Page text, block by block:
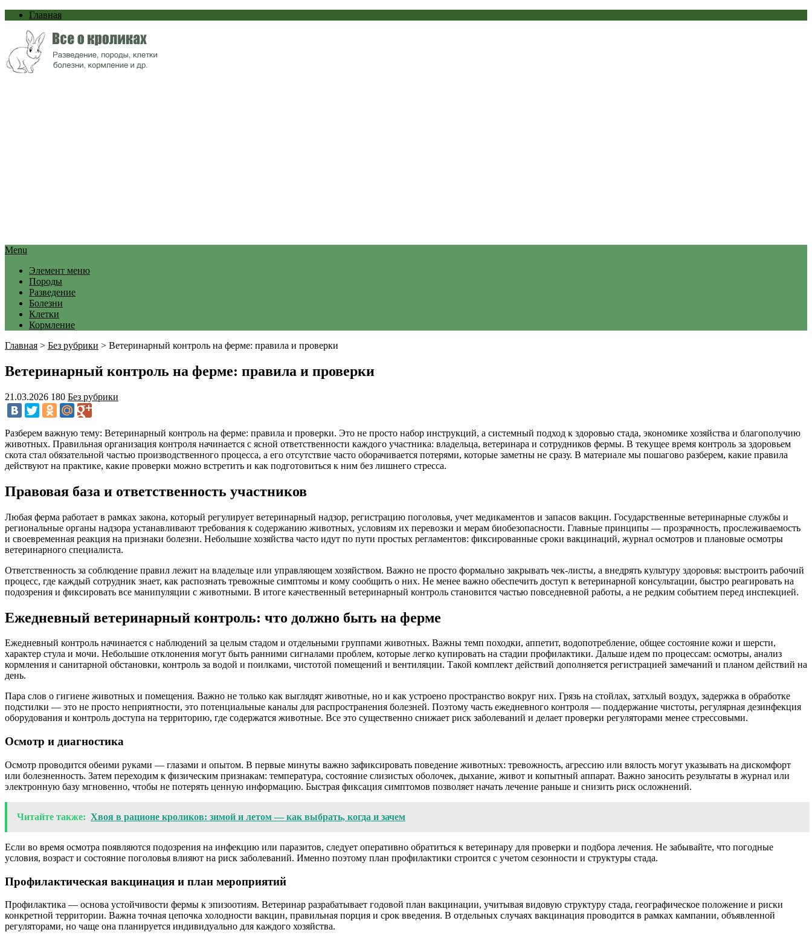
Главная
Menu
Элемент меню
Породы
Разведение
Болезни
Клетки
Кормление
Главная > Без рубрики > Ветеринарный контроль на ферме: правила и проверки
Ветеринарный контроль на ферме: правила и проверки
21.03.2026 180 Без рубрики
Разберем важную тему: Ветеринарный контроль на ферме: правила и проверки. Это не просто набор инструкций, а системный подход к здоровью стада, экономике хозяйства и благополучию
животных. Правильная организация контроля начинается с ясной ответственности каждого участника: владельца, ветеринара и сотрудников фермы. В текущее время контроль за здоровьем
скота стал обязательной частью производственного процесса, а его отсутствие часто оборачивается потерями, которые заметны не сразу. В материале мы пошагово разберем, какие правила
действуют на практике, какие проверки можно встретить и как подготовиться к ним без лишнего стресса.
Правовая база и ответственность участников
Любая ферма работает в рамках закона, который регулирует ветеринарный надзор, регистрацию поголовья, учет медикаментов и запасов вакцин. Государственные ветеринарные службы и
региональные органы надзора устанавливают требования к содержанию животных, условиям их перевозки и мерам биобезопасности. Главные принципы — прозрачность, прослеживаемость
и своевременная реакция на признаки болезни. Небольшие хозяйства часто идут по пути простых регламентов: фиксированные сроки вакцинаций, журнал осмотров и плановые осмотры
ветеринарного специалиста.
Ответственность за соблюдение правил лежит на владельце или управляющем хозяйством. Важно не просто формально закрывать чек-листы, а внедрять культуру здоровья: выстроить рабочий
процесс, где каждый сотрудник знает, как распознать тревожные симптомы и кому сообщить о них. Не менее важно обеспечить доступ к ветеринарной консультации, быстро реагировать на
подозрения и фиксировать все манипуляции с животными. В итоге качественный ветеринарный контроль становится частью повседневной работы, а не редким событием перед инспекцией.
Ежедневный ветеринарный контроль: что должно быть на ферме
Ежедневный контроль начинается с наблюдений за целым стадом и отдельными группами животных. Важны темп походки, аппетит, водопотребление, общее состояние кожи и шерсти,
характер стула и мочи. Небольшие отклонения могут быть ранними сигналами проблем, которые легко купировать на стадии профилактики. Дальше идем по процессам: осмотры, анализ
кормления и санитарной обстановки, контроль за водой и поилками, чистотой помещений и вентиляции. Такой комплект действий дополняется регистрацией замечаний и планом действий на
день.
Пара слов о гигиене животных и помещения. Важно не только как выглядят животные, но и как устроено пространство вокруг них. Грязь на стойлах, затхлый воздух, задержка в обработке
подстилки — это не просто неприятности, это потенциальные каналы для распространения болезней. Поэтому часть ежедневного контроля — поддержание чистоты, регулярная дезинфекция
оборудования и контроль доступа на территорию, где содержатся животные. Все это существенно снижает риск заболеваний и делает проверки регуляторами менее стрессовыми.
Осмотр и диагностика
Осмотр проводится обеими руками — глазами и опытом. В первые минуты важно зафиксировать поведение животных: тревожность, агрессию или вялость могут указывать на дискомфорт
или болезненность. Затем переходим к физическим признакам: температура, состояние слизистых оболочек, дыхание, живот и копытный аппарат. Важно заносить результаты в журнал или
электронную базу мгновенно, чтобы не потерять ценную информацию. Быстрая фиксация симптомов позволяет начать лечение раньше и снизить риск осложнений.
Читайте также: Хвоя в рационе кроликов: зимой и летом — как выбрать, когда и зачем
Если во время осмотра появляются подозрения на инфекцию или паразитов, следует оперативно обратиться к ветеринару для проверки и подбора лечения. Не забывайте, что погодные
условия, возраст и состояние поголовья влияют на риск заболеваний. Именно поэтому план профилактики строится с учетом сезонности и структуры стада.
Профилактическая вакцинация и план мероприятий
Профилактика — основа устойчивости фермы к эпизоотиям. Ветеринар разрабатывает годовой план вакцинации, учитывая видовую структуру стада, географическое положение и риски
конкретной территории. Важна точная цепочка холодности вакцин, правильная порция и срок введения. В отдельных случаях вакцинация проводится в рамках кампании, объявленной
регуляторами, но чаще она планируется индивидуально для каждого хозяйства.